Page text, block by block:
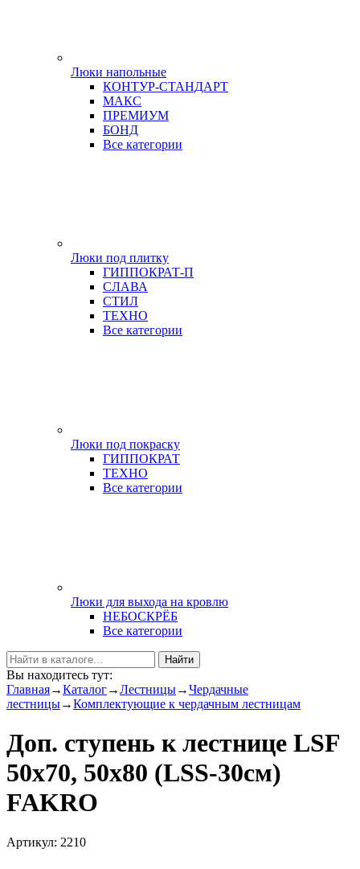
Люки напольные
КОНТУР-СТАНДАРТ
МАКС
ПРЕМИУМ
БОНД
Все категории
Люки под плитку
ГИППОКРАТ-П
СЛАВА
СТИЛ
ТЕХНО
Все категории
Люки под покраску
ГИППОКРАТ
ТЕХНО
Все категории
Люки для выхода на кровлю
НЕБОСКРЁБ
Все категории
Найти
Вы находитесь тут:
Главная→Каталог→Лестницы→Чердачные
лестницы→Комплектующие к чердачным лестницам
Доп. ступень к лестнице LSF
50х70, 50х80 (LSS-30см)
FAKRO
Артикул: 2210